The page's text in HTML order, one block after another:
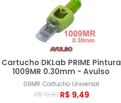
Cartucho DKLab PRIME Pintura
1009MR 0.30mm - Avulso
09MR Cartucho Universal
R$ 10,90R$ 9,49
Comprar